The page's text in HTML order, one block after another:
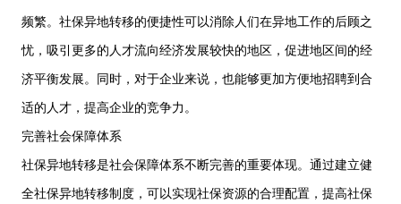
频繁。社保异地转移的便捷性可以消除人们在异地工作的后顾之
忧，吸引更多的人才流向经济发展较快的地区，促进地区间的经
济平衡发展。同时，对于企业来说，也能够更加方便地招聘到合
适的人才，提高企业的竞争力。
完善社会保障体系
社保异地转移是社会保障体系不断完善的重要体现。通过建立健
全社保异地转移制度，可以实现社保资源的合理配置，提高社保